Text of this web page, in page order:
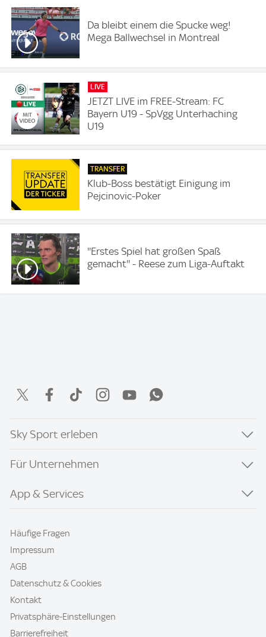
Da bleibt einem die Spucke weg!
Mega Ballwechsel in Montreal
LIVE
JETZT LIVE im FREE-Stream: FC
Bayern U19 - SpVgg Unterhaching
U19
TRANSFER
Klub-Boss bestätigt Einigung im
Pejcinovic-Poker
''Erstes Spiel hat großen Spaß
gemacht'' - Reese zum Liga-Auftakt
Sky Sport erleben
Für Unternehmen
App & Services
Häufige Fragen
Impressum
AGB
Datenschutz & Cookies
Kontakt
Privatsphäre-Einstellungen
Barrierefreiheit